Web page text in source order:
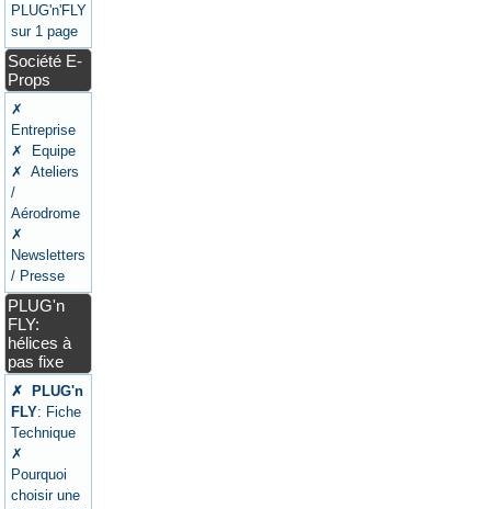
PLUG'n'FLY
sur 1 page
Société E-
Props
✗
Entreprise
✗ Equipe
✗ Ateliers
/
Aérodrome
✗
Newsletters
/ Presse
PLUG'n
FLY:
hélices à
pas fixe
✗ PLUG'n
FLY: Fiche
Technique
✗
Pourquoi
choisir une